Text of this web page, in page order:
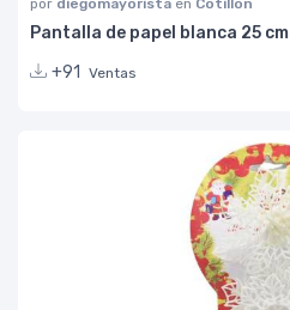
Pantalla de papel blanca 25 cm
+91
Ventas